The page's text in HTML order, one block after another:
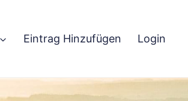
Eintrag Hinzufügen Login